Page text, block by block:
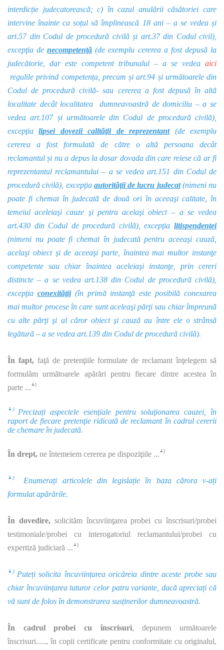
interdicție judecatorească; c) în cazul anulării căsătoriei care
intervine înainte ca soțul să împlinească 18 ani – a se vedea și
art.57 din Codul de procedură civilă și art.37 din Codul civil),
excepţia denecompetenţă (de exemplu cererea a fost depusă la
judecătorie, dar este competent tribunalul – a se vedea aici
regulile privind competența, precum și art.94 și următoarele din
Codul de procedură civilă- sau cererea a fost depusă în altă
localitate decât localitatea dumneavoastră de domiciliu – a se
vedea art.107 și următoarele din Codul de procedură civilă),
excepţialipsei dovezii calităţii de reprezentant(de exemplu
cererea a fost formulată de către o altă persoana decât
reclamantul și nu a depus la dosar dovada din care reiese că ar fi
reprezentantul reclamantului – a se vedea art.151 din Codul de
procedură civilă), excepţia autorităţii de lucru judecat(nimeni nu
poate fi chemat în judecată de două ori în aceeaşi calitate, în
temeiul aceleiaşi cauze şi pentru acelaşi obiect – a se vedea
art.430 din Codul de procedură civilă), excepţia litispendenţei
(nimeni nu poate fi chemat în judecată pentru aceeaşi cauză,
acelaşi obiect şi de aceeaşi parte, înaintea mai multor instanţe
competente sau chiar înaintea aceleiaşi instanţe, prin cereri
distincte – a se vedea art.138 din Codul de procedură civilă),
excepţia conexităţii(în primă instanţă este posibilă conexarea
mai multor procese în care sunt aceleaşi părţi sau chiar împreună
cu alte părţi şi al căror obiect şi cauză au între ele o strânsă
legătură – a se vedea art.139 din Codul de procedură civilă).
În fapt,faţă de pretenţiile formulate de reclamant înţelegem să
formulăm următoarele apărări pentru fiecare dintre acestea în
parte ...ꜜ⁾
ꜜ⁾ Precizați aspectele esenţiale pentru soluţionarea cauzei, în
raport de fiecare pretenţie ridicată de reclamant în cadrul cererii
de chemare în judecată.
În drept, ne întemeiem cererea pe dispoziţiile ...ꜜ⁾
ꜜ⁾ Enumerați articolele din legislație în baza cărora v-ați
formulat apărările.
În dovedire,solicităm încuviinţarea probei cu înscrisuri/probei
testimoniale/probei cu interogatoriul reclamantului/probei cu
expertiză judiciară ...ꜜ⁾
ꜜ⁾ Puteți solicita încuviințarea oricăreia dintre aceste probe sau
chiar încuviințarea tuturor celor patru variante, dacă apreciați că
vă sunt de folos în demonstrarea susținerilor dumneavoastră.
În cadrul probei cu înscrisuri, depunem următoarele
înscrisuri....., în copii certificate pentru conformitate cu originalul,